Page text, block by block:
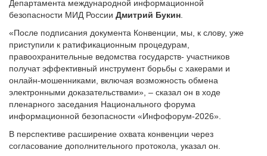
Департамента международной информационной
безопасности МИД России Дмитрий Букин
«После подписания документа Конвенции, мы, к слову, уже
приступили к ратификационным процедурам,
правоохранительные ведомства государств- участников
получат эффективный инструмент борьбы с хакерами и
онлайн-мошенниками, включая возможность обмена
электронными доказательствами», – сказал он в ходе
пленарного заседания Национального форума
информационной безопасности «Инфофорум-2026».
В перспективе расширение охвата конвенции через
согласование дополнительного протокола, указал он.